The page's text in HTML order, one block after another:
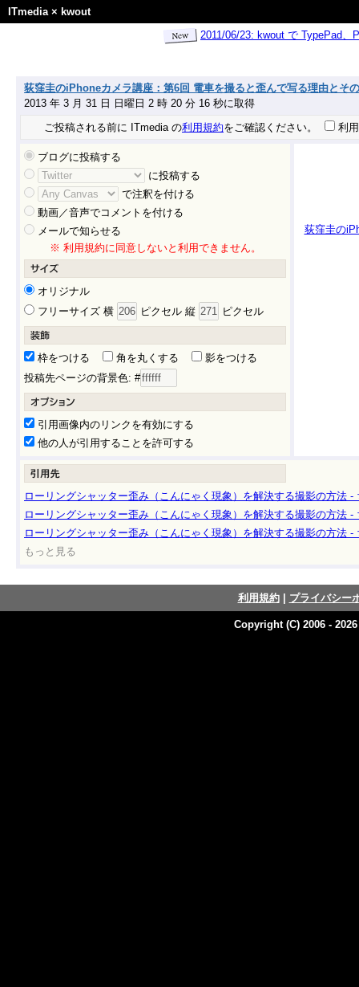
ITmedia× kwout
2011/06/23: kwout で TypePad
荻窪圭のiPhoneカメラ講座：第6回 電車を撮ると歪んで写る理由とそ
2013 年 3 月 31 日 日曜日 2 時 20 分 16 秒に取得
ご投稿される前に ITmedia の利用規約をご確認ください。 利
ブログに投稿する
に投稿する
で注釈を付ける
動画／音声でコメントを付ける
メールで知らせる
※ 利用規約に同意しないと利用できません。
オリジナル
フリーサイズ 横
ピクセル 縦 ピクセル
枠をつける 角を丸くする
影をつける
投稿先ページの背景色: #
引用画像内のリンクを有効にする
他の人が引用することを許可する
荻窪圭の
ローリングシャッター歪み（こんにゃく現象）を解決する撮影の方法 -
ローリングシャッター歪み（こんにゃく現象）を解決する撮影の方法 -
ローリングシャッター歪み（こんにゃく現象）を解決する撮影の方法 -
もっと見る
利用規約| プライバシー
Copyright (C) 2006 -